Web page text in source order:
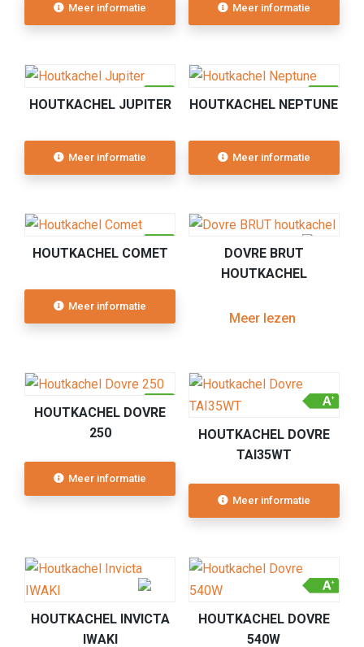
Meer informatie Meer informatie
HOUTKACHEL JUPITER
Meer informatie
HOUTKACHEL NEPTUNE
Meer informatie
HOUTKACHEL COMET
Meer informatie
DOVRE BRUT
HOUTKACHEL
Meer lezen
HOUTKACHEL DOVRE
250
Meer informatie
HOUTKACHEL DOVRE
TAI35WT
Meer informatie
HOUTKACHEL INVICTA
IWAKI
HOUTKACHEL DOVRE
540W